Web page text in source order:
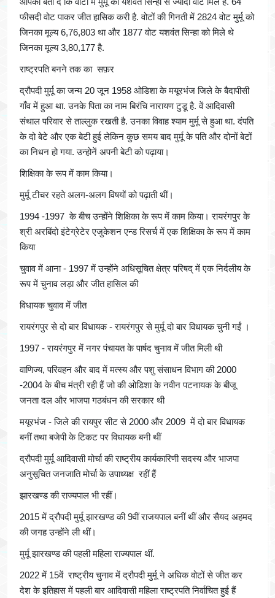
फीसदी वोट पाकर जीत हासिक करी है. वोटों की गिनती में 2824 वोट मुर्मू को
जिनका मूल्य 6,76,803 था और 1877 वोट यशवंत सिन्हा को मिले थे
जिनका मूल्य 3,80,177 है.
राष्ट्रपति बनने तक का सफ़र
द्रौपदी मुर्मू का जन्म 20 जून 1958 ओडिशा के मयूरभंज जिले के बैदापीसी
गाँव में हुआ था. उनके पिता का नाम बिरंचि नारायण टुडू है. वें आदिवासी
संथाल परिवार से ताल्लुक रखती है. उनका विवाह श्याम मुर्मू से हुआ था. दंपति
के दो बेटे और एक बेटी हुई लेकिन कुछ समय बाद मुर्मू के पति और दोनों बेटों
का निधन हो गया. उन्होनें अपनी बेटी को पढ़ाया।
शिक्षिका के रूप में काम किया।
मुर्मू टीचर रहते अलग-अलग विषयों को पढ़ाती थीं।
1994 -1997 के बीच उन्होंने शिक्षिका के रूप में काम किया। रायरंगपुर के
श्री अरबिंदो इंटेग्रेटेर एजुकेशन एन्ड रिसर्च में एक शिक्षिका के रूप में काम
किया
चुवाव में आना - 1997 में उन्होंने अधिसूचित क्षेत्र परिषद् में एक निर्दलीय के
रूप में चुनाव लड़ा और जीत हासिल की
विधायक चुवाव में जीत
रायरंगपुर से दो बार विधायक - रायरंगपुर से मुर्मू दो बार विधायक चुनी गईं ।
1997 - रायरंगपुर में नगर पंचायत के पार्षद चुनाव में जीत मिली थी
वाणिज्य, परिवहन और बाद में मत्स्य और पशु संसाधन विभाग की 2000
-2004 के बीच मंत्री रही हैं जो की ओडिशा के नवीन पटनायक के बीजू
जनता दल और भाजपा गठबंधन की सरकार थी
मयूरभंज - जिले की रायपुर सीट से 2000 और 2009 में दो बार विधायक
बनीं तथा बजेपी के टिकट पर विधायक बनी थीं
द्रौपदी मुर्मू आदिवासी मोर्चा की राष्ट्रीय कार्यकारिणी सदस्य और भाजपा
अनुसूचित जनजाति मोर्चा के उपाध्यक्ष रहीं हैं
झारखण्ड की राज्यपाल भी रहीं।
2015 में द्रौपदी मुर्मू झारखण्ड की 9वीं राजयपाल बनीं थीं और सैयद अहमद
की जगह उन्होंने ली थीं।
मुर्मू झारखण्ड की पहली महिला राज्यपाल थीं.
2022 में 15वें राष्ट्रीय चुनाव में द्रौपदी मुर्मू ने अधिक वोटों से जीत कर
देश के इतिहास में पहली बार आदिवासी महिला राष्ट्रपति निर्वाचित हुई हैं